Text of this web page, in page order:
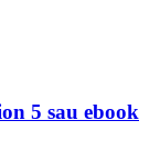
5 sau ebook